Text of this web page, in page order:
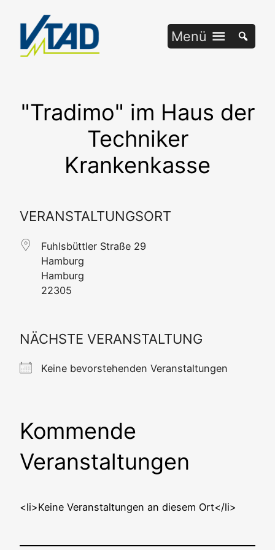
springen
Menü
"Tradimo" im Haus der
Techniker
Krankenkasse
VERANSTALTUNGSORT
Fuhls­bütt­ler Stra­ße 29
Ham­burg
Ham­burg
22305
NÄCHSTE VERANSTALTUNG
Kei­ne bevor­ste­hen­den Veranstaltungen
Kommende
Veranstaltungen
<li>Keine Ver­an­stal­tun­gen an die­sem Ort</li>